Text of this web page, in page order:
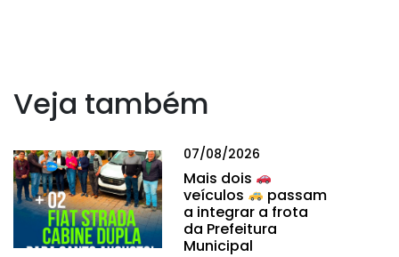
Veja também
07/08/2026
Mais dois
veículos
passam
a integrar a frota
da Prefeitura
Municipal